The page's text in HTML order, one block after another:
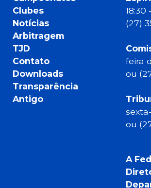
Clubes
Notícias
Arbitragem
TJD
Contato
Downloads
Transparência
Antigo
(27)
feira
ou
ou
A